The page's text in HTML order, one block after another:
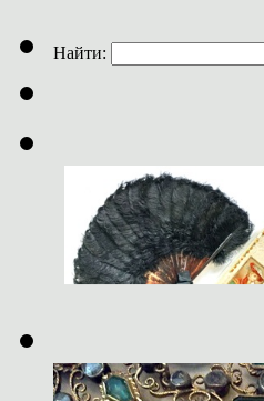
Найти: